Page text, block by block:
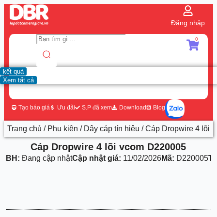
Đăng nhập
kết quả
Xem tất cả
0
Tạo báo giá Ưu đãi S.P đã xem Download Blog
Trang chủ / Phụ kiện / Dây cáp tín hiệu / Cáp Dropwire 4 lõi
Cáp Dropwire 4 lõi vcom D220005
BH: Đang cập nhậtCập nhật giá: 11/02/2026Mã: D220005